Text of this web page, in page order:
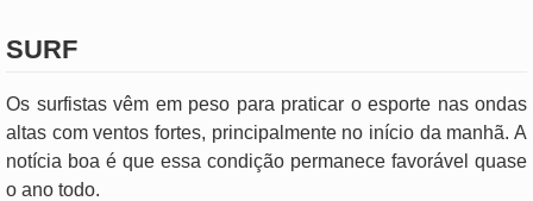
SURF
Os surfistas vêm em peso para praticar o esporte nas ondas
altas com ventos fortes, principalmente no início da manhã. A
notícia boa é que essa condição permanece favorável quase
o ano todo.